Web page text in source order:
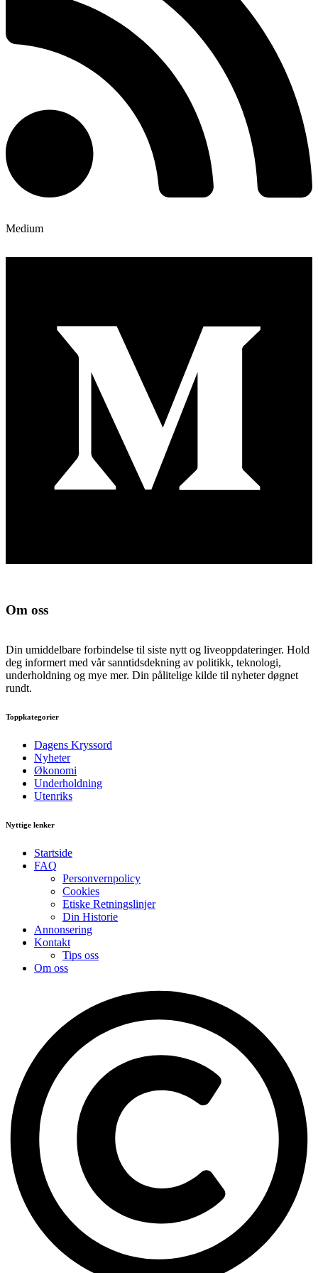
Medium
Om oss
Din umiddelbare forbindelse til siste nytt og liveoppdateringer. Hold
deg informert med vår sanntidsdekning av politikk, teknologi,
underholdning og mye mer. Din pålitelige kilde til nyheter døgnet
rundt.
Toppkategorier
Dagens Kryssord
Nyheter
Økonomi
Underholdning
Utenriks
Nyttige lenker
Startside
FAQ
Personvernpolicy
Cookies
Etiske Retningslinjer
Din Historie
Annonsering
Kontakt
Tips oss
Om oss